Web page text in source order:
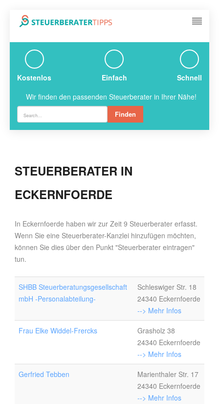
Kostenlos Einfach
Schnell
Wir finden den passenden Steuerberater in Ihrer Nähe!
Finden
STEUERBERATER IN
ECKERNFOERDE
In Eckernfoerde haben wir zur Zeit 9 Steuerberater erfasst.
Wenn Sie eine Steuerberater-Kanzlei hinzufügen möchten,
können Sie dies über den Punkt "Steuerberater eintragen"
tun.
SHBB Steuerberatungsgesellschaft
mbH -Personalabteilung-
Schleswiger Str. 18
24340 Eckernfoerde
--> Mehr Infos
Frau Elke Widdel-Frercks
Grasholz 38
24340 Eckernfoerde
--> Mehr Infos
Gerfried Tebben
Marienthaler Str. 17
24340 Eckernfoerde
--> Mehr Infos